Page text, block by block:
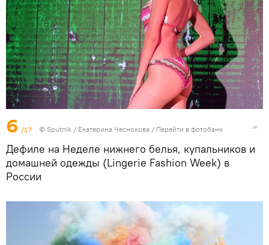
6 /17 © Sputnik / Екатерина Чеснокова / Перейти в фотобанк
Дефиле на Неделе нижнего белья, купальников и
домашней одежды (Lingerie Fashion Week) в
России